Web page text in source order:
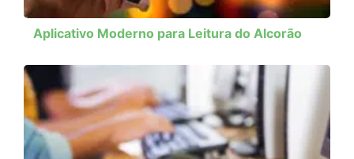
Aplicativo Moderno para Leitura do Alcorão